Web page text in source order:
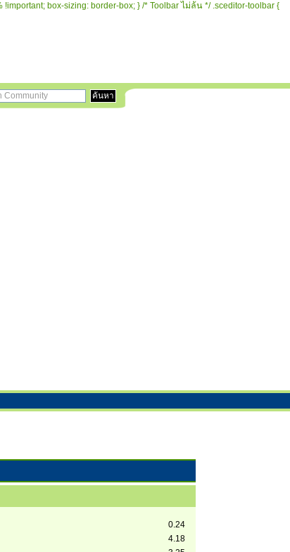
box-sizing: border-box; } /* Toolbar ไม่ล้น */ .sceditor-toolbar {
0.24
4.18